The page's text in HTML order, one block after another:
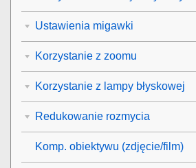
Ustawienia migawki
Korzystanie z zoomu
Korzystanie z lampy błyskowej
Redukowanie rozmycia
Komp. obiektywu (zdjęcie/film)